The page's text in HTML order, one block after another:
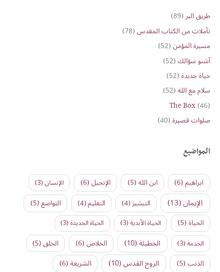
h
f
o
r
:
طريق البر(89)
تأملات من الكتاب المقدس(78)
مسيرة المؤمن(52)
آشنو سؤالك(52)
حياة جديدة(52)
سلام مع الله(52)
The Box(46)
صلوات قصيرة(40)
المواضيع
ابراهيم(6) ابن الله(5) الإنجيل(6) الإنسان(3)
الإيمان(13) التبشير(4) التعليم(4) التواضع(5)
الحياة(5) الحياة الأبدية(3) الحياة الجديدة(3)
الخدمة(3) الخطيئة(10) الخلاص(6) الخلق(5)
الذنب(5) الروح القدس(10) الشريعة(6)